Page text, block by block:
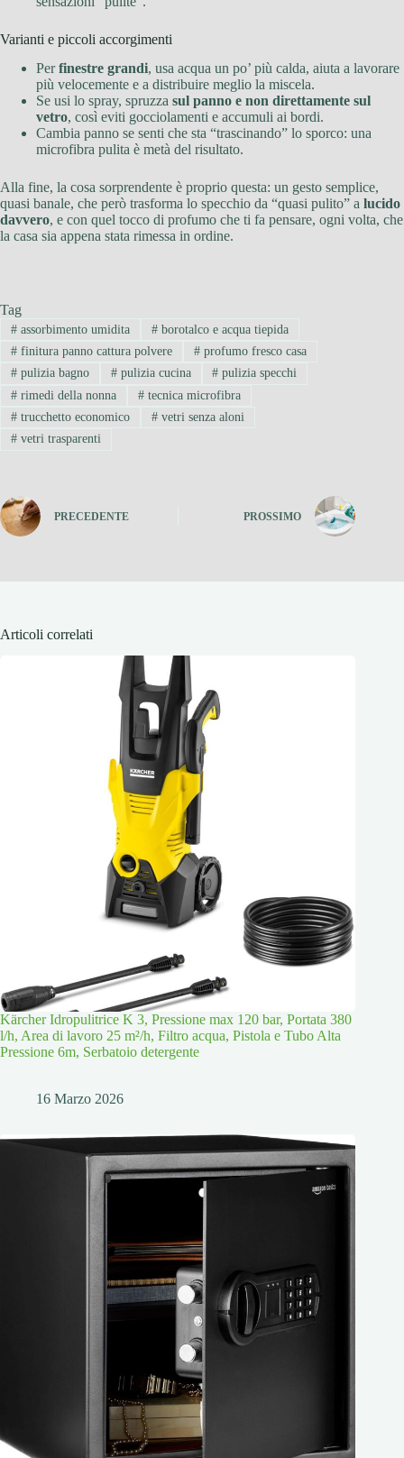
Varianti e piccoli accorgimenti
Perfinestre grandi, usa acqua un po’ più calda, aiuta a lavorare
più velocemente e a distribuire meglio la miscela.
Se usi lo spray, spruzza sul panno e non direttamente sul
vetro, così eviti gocciolamenti e accumuli ai bordi.
Cambia panno se senti che sta “trascinando” lo sporco: una
microfibra pulita è metà del risultato.
Alla fine, la cosa sorprendente è proprio questa: un gesto semplice,
quasi banale, che però trasforma lo specchio da “quasi pulito” a lucido
davvero, e con quel tocco di profumo che ti fa pensare, ogni volta, che
la casa sia appena stata rimessa in ordine.
Tag
#assorbimento umidita #borotalco e acqua tiepida
#finitura panno cattura polvere #profumo fresco casa
#pulizia bagno #pulizia cucina # pulizia specchi
#rimedi della nonna #tecnica microfibra
#trucchetto economico #vetri senza aloni
#vetri trasparenti
PRECEDENTE PROSSIMO
Articoli correlati
Kärcher Idropulitrice K 3, Pressione max 120 bar, Portata 380
l/h, Area di lavoro 25 m²/h, Filtro acqua, Pistola e Tubo Alta
Pressione 6m, Serbatoio detergente
16 Marzo 2026